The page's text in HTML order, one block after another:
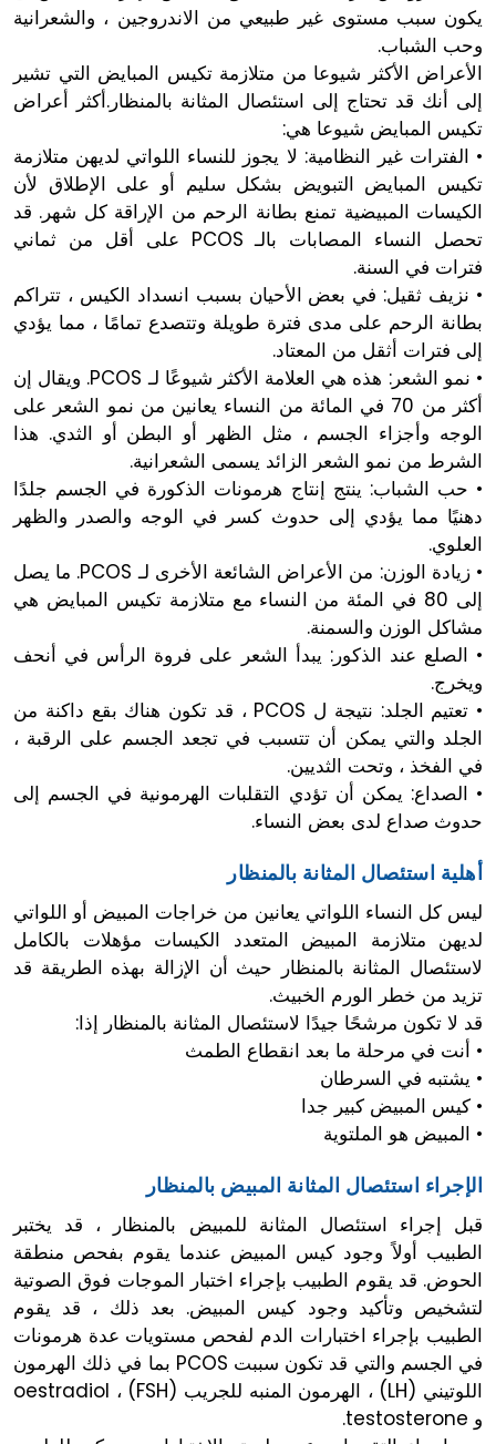
يكون سبب مستوى غير طبيعي من الاندروجين ، والشعرانية
وحب الشباب.
الأعراض الأكثر شيوعا من متلازمة تكيس المبايض التي تشير
إلى أنك قد تحتاج إلى استئصال المثانة بالمنظار.أكثر أعراض
تكيس المبايض شيوعا هي:
• الفترات غير النظامية: لا يجوز للنساء اللواتي لديهن متلازمة
تكيس المبايض التبويض بشكل سليم أو على الإطلاق لأن
الكيسات المبيضية تمنع بطانة الرحم من الإراقة كل شهر. قد
تحصل النساء المصابات بالـ PCOS على أقل من ثماني
فترات في السنة.
• نزيف ثقيل: في بعض الأحيان بسبب انسداد الكيس ، تتراكم
بطانة الرحم على مدى فترة طويلة وتتصدع تمامًا ، مما يؤدي
إلى فترات أثقل من المعتاد.
• نمو الشعر: هذه هي العلامة الأكثر شيوعًا لـ PCOS. ويقال إن
أكثر من 70 في المائة من النساء يعانين من نمو الشعر على
الوجه وأجزاء الجسم ، مثل الظهر أو البطن أو الثدي. هذا
الشرط من نمو الشعر الزائد يسمى الشعرانية.
• حب الشباب: ينتج إنتاج هرمونات الذكورة في الجسم جلدًا
دهنيًا مما يؤدي إلى حدوث كسر في الوجه والصدر والظهر
العلوي.
• زيادة الوزن: من الأعراض الشائعة الأخرى لـ PCOS. ما يصل
إلى 80 في المئة من النساء مع متلازمة تكيس المبايض هي
مشاكل الوزن والسمنة.
• الصلع عند الذكور: يبدأ الشعر على فروة الرأس في أنحف
ويخرج.
• تعتيم الجلد: نتيجة ل PCOS ، قد تكون هناك بقع داكنة من
الجلد والتي يمكن أن تتسبب في تجعد الجسم على الرقبة ،
في الفخذ ، وتحت الثديين.
• الصداع: يمكن أن تؤدي التقلبات الهرمونية في الجسم إلى
حدوث صداع لدى بعض النساء.
أهلية استئصال المثانة بالمنظار
ليس كل النساء اللواتي يعانين من خراجات المبيض أو اللواتي
لديهن متلازمة المبيض المتعدد الكيسات مؤهلات بالكامل
لاستئصال المثانة بالمنظار حيث أن الإزالة بهذه الطريقة قد
تزيد من خطر الورم الخبيث.
قد لا تكون مرشحًا جيدًا لاستئصال المثانة بالمنظار إذا:
• أنت في مرحلة ما بعد انقطاع الطمث
• يشتبه في السرطان
• كيس المبيض كبير جدا
• المبيض هو الملتوية
الإجراء استئصال المثانة المبيض بالمنظار
قبل إجراء استئصال المثانة للمبيض بالمنظار ، قد يختبر
الطبيب أولاً وجود كيس المبيض عندما يقوم بفحص منطقة
الحوض. قد يقوم الطبيب بإجراء اختبار الموجات فوق الصوتية
لتشخيص وتأكيد وجود كيس المبيض. بعد ذلك ، قد يقوم
الطبيب بإجراء اختبارات الدم لفحص مستويات عدة هرمونات
في الجسم والتي قد تكون سببت PCOS بما في ذلك الهرمون
اللوتيني (LH) ، الهرمون المنبه للجريب (FSH) ، oestradiol
و testosterone.